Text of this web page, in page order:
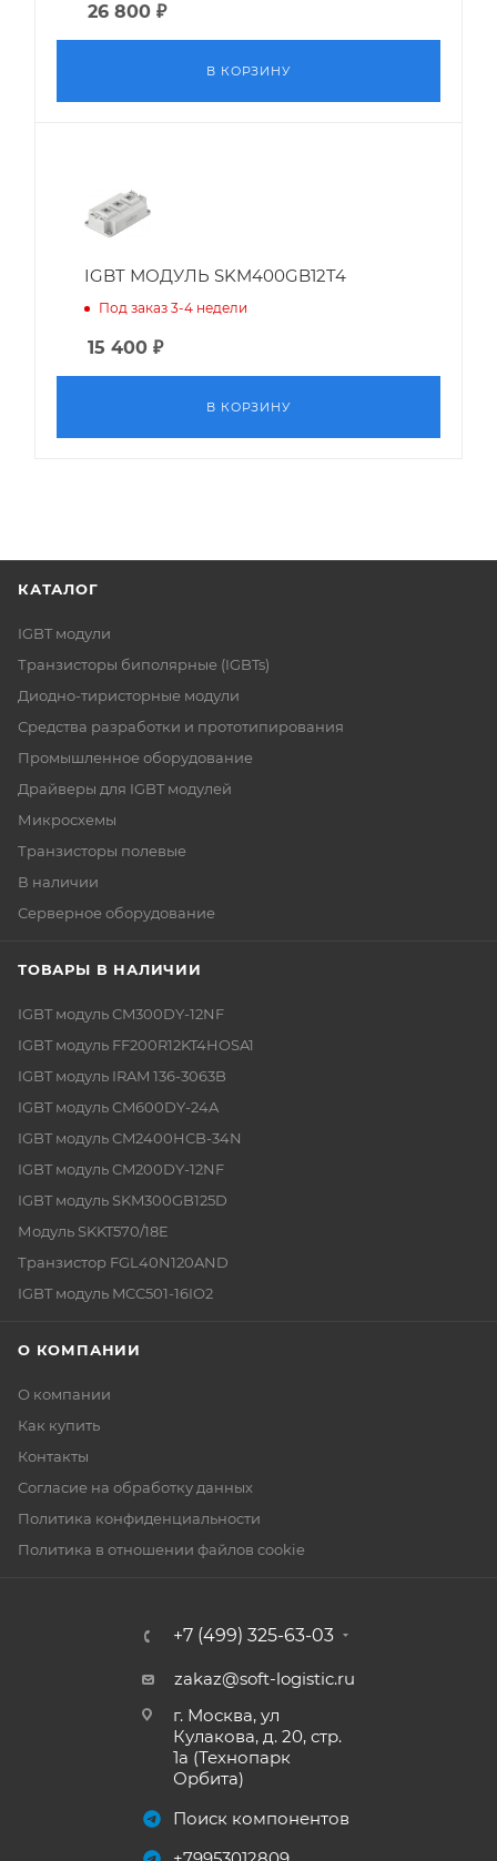
26 800 ₽
В КОРЗИНУ
IGBT МОДУЛЬ SKM400GB12T4
Под заказ 3-4 недели
15 400 ₽
В КОРЗИНУ
КАТАЛОГ
IGBT модули
Транзисторы биполярные (IGBTs)
Диодно-тиристорные модули
Средства разработки и прототипирования
Промышленное оборудование
Драйверы для IGBT модулей
Микросхемы
Транзисторы полевые
В наличии
Серверное оборудование
ТОВАРЫ В НАЛИЧИИ
IGBT модуль CM300DY-12NF
IGBT модуль FF200R12KT4HOSA1
IGBT модуль IRAM 136-3063B
IGBT модуль CM600DY-24A
IGBT модуль CM2400HCB-34N
IGBT модуль CM200DY-12NF
IGBT модуль SKM300GB125D
Модуль SKKT570/18E
Транзистор FGL40N120AND
IGBT модуль MCC501-16IO2
О КОМПАНИИ
О компании
Как купить
Контакты
Согласие на обработку данных
Политика конфиденциальности
Политика в отношении файлов cookie
+7 (499) 325-63-03
zakaz@soft-logistic.ru
г. Москва, ул
Кулакова, д. 20, стр.
1а (Технопарк
Орбита)
Поиск компонентов